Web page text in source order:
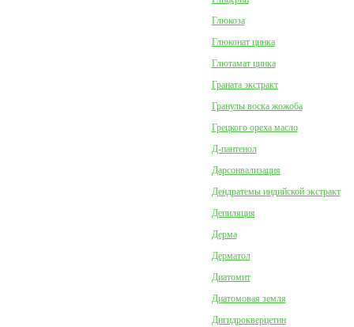
Глюкоза
Глюконат цинка
Глютамат цинка
Граната экстракт
Гранулы воска жожоба
Грецкого ореха масло
Д-пантенол
Дарсонвализация
Дендратемы индийской экстракт
Депиляция
Дерма
Дерматол
Диатомит
Диатомовая земля
Дигидрокверцетин